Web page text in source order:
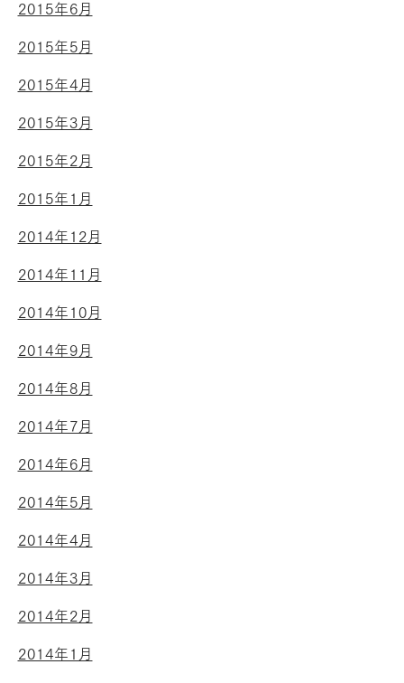
2015年6月
2015年5月
2015年4月
2015年3月
2015年2月
2015年1月
2014年12月
2014年11月
2014年10月
2014年9月
2014年8月
2014年7月
2014年6月
2014年5月
2014年4月
2014年3月
2014年2月
2014年1月